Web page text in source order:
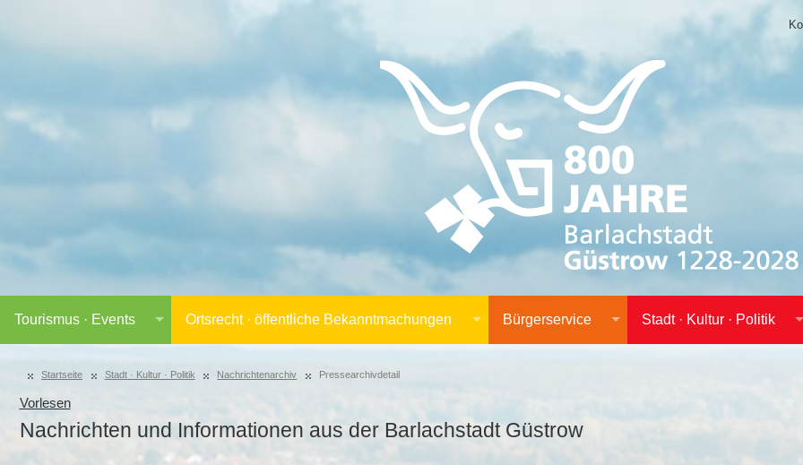
Tourismus · Events Ortsrecht · öffentliche Bekanntmachungen Bürgerservice Stadt · Kultur · Politik
Startseite Stadt · Kultur · Politik Nachrichtenarchiv Pressearchivdetail
Vorlesen
Nachrichten und Informationen aus der Barlachstadt Güstrow